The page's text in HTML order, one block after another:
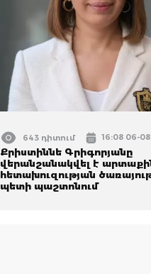
643 դիտում 16:08 06-
Քրիստիննե Գրիգորյանը
վերանշանակվել է
հետախուզության
պետի պաշտոնում